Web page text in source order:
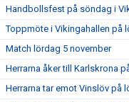
Handbollsfest på söndag i
Toppmöte i Vikingahallen på
Match lördag 5 november
Herrarna åker till Karlskrona
Herrarna tar emot Vinslöv på